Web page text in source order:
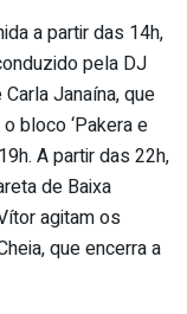
a partir das 14h,
pela DJ
Janaína, que
bloco ‘Pakera e
A partir das 22h,
de Baixa
agitam os
que encerra a